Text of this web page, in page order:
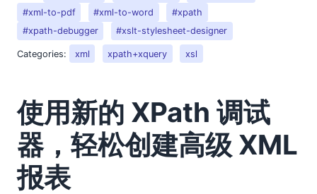
#xml-to-pdf
#xml-to-word
#xpath
#xpath-debugger
#xslt-stylesheet-designer
Categories: xml xpath+xquery xsl
使用新的 XPath 调试
器，轻松创建高级 XML
报表